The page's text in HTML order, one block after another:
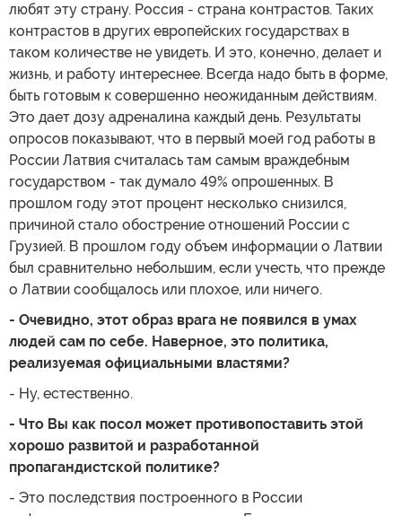
любят эту страну. Россия - страна контрастов. Таких
контрастов в других европейских государствах в
таком количестве не увидеть. И это, конечно, делает и
жизнь, и работу интереснее. Всегда надо быть в форме,
быть готовым к совершенно неожиданным действиям.
Это дает дозу адреналина каждый день. Результаты
опросов показывают, что в первый моей год работы в
России Латвия считалась там самым враждебным
государством - так думало 49% опрошенных. В
прошлом году этот процент несколько снизился,
причиной стало обострение отношений России с
Грузией. В прошлом году объем информации о Латвии
был сравнительно небольшим, если учесть, что прежде
о Латвии сообщалось или плохое, или ничего.
- Очевидно, этот образ врага не появился в умах
людей сам по себе. Наверное, это политика,
реализуемая официальными властями?
- Ну, естественно.
- Что Вы как посол может противопоставить этой
хорошо развитой и разработанной
пропагандистской политике?
- Это последствия построенного в России